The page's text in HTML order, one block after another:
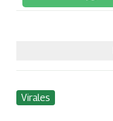
Virales